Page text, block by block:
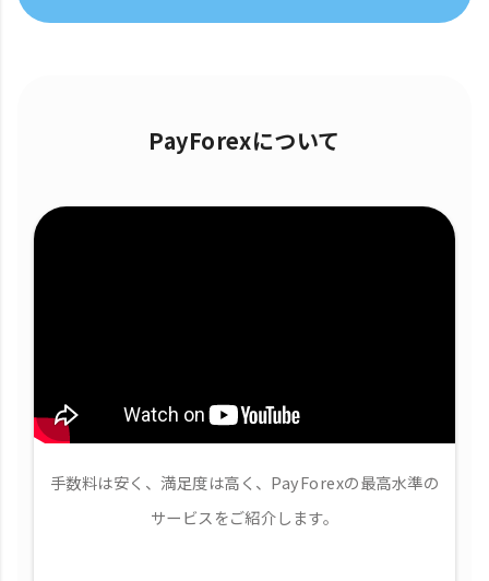
PayForexについて
手数料は安く、満足度は高く、PayForexの最高水準の
サービスをご紹介します。